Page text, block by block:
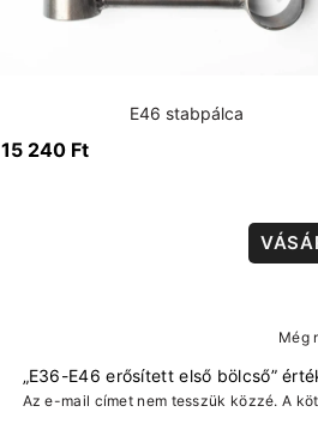
E46 stabpálca
15 240 Ft
Még
„E36-E46 erősített első bölcső”
Az e-mail címet nem tesszük közzé. A